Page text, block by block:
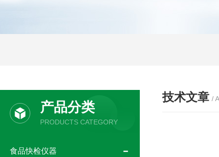
技术文章 /
产品分类
PRODUCTS CATEGORY
食品快检仪器